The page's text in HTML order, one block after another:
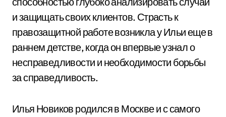
и защищать своих клиентов. Страсть к
правозащитной работе возникла у Ильи еще в
раннем детстве, когда он впервые узнал о
несправедливости и необходимости борьбы
за справедливость.
Илья Новиков родился в Москве и с самого